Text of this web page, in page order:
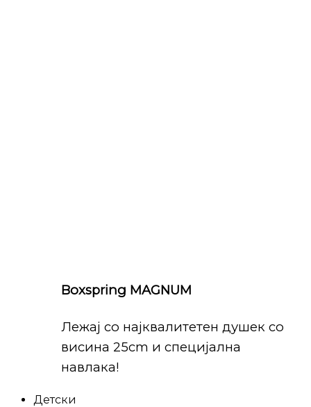
Boxspring MAGNUM
Лежај со најквалитетен душек со
висина 25cm и специјална
навлака!
Детски